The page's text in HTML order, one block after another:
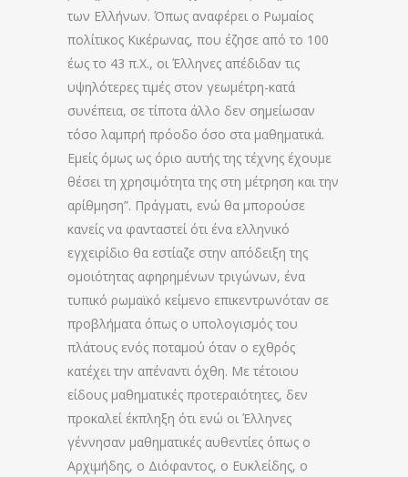
των Ελλήνων. Όπως αναφέρει ο Ρωμαίος
πολίτικος Κικέρωνας, που έζησε από το 100
έως το 43 π.Χ., οι Έλληνες απέδιδαν τις
υψηλότερες τιμές στον γεωμέτρη-κατά
συνέπεια, σε τίποτα άλλο δεν σημείωσαν
τόσο λαμπρή πρόοδο όσο στα μαθηματικά.
Εμείς όμως ως όριο αυτής της τέχνης έχουμε
θέσει τη χρησιμότητα της στη μέτρηση και την
αρίθμηση”. Πράγματι, ενώ θα μπορούσε
κανείς να φανταστεί ότι ένα ελληνικό
εγχειρίδιο θα εστίαζε στην απόδειξη της
ομοιότητας αφηρημένων τριγώνων, ένα
τυπικό ρωμαϊκό κείμενο επικεντρωνόταν σε
προβλήματα όπως ο υπολογισμός του
πλάτους ενός ποταμού όταν ο εχθρός
κατέχει την απέναντι όχθη. Με τέτοιου
είδους μαθηματικές προτεραιότητες, δεν
προκαλεί έκπληξη ότι ενώ οι Έλληνες
γέννησαν μαθηματικές αυθεντίες όπως ο
Αρχιμήδης, ο Διόφαντος, ο Ευκλείδης, ο